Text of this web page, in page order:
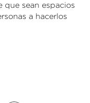
que sean espacios
a hacerlos